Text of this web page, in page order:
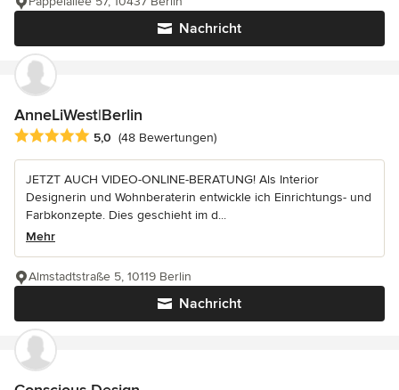
Nachricht
AnneLiWest|Berlin
Durchschnittliche Bewertung: 5 von 5 Sternen
5,0 (48 Bewertungen)
JETZT AUCH VIDEO-ONLINE-BERATUNG! Als Interior
Designerin und Wohnberaterin entwickle ich Einrichtungs- und
Farbkonzepte. Dies geschieht im d...
Mehr
Nachricht
Almstadtstraße 5, 10119 Berlin